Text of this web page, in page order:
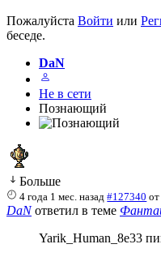
Пожалуйста Войти или
беседе.
DaN
Не в сети
Познающий
Больше
4 года 1 мес. назад #127340
DaNответил в теме
Yarik_Human_8e33